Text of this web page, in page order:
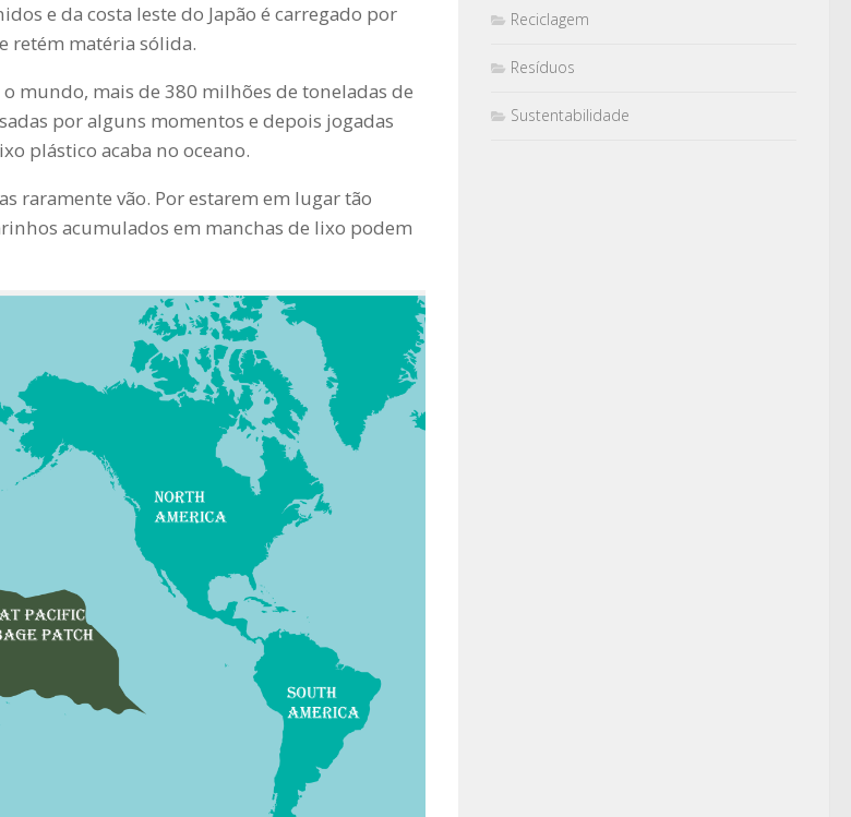
e da costa leste do Japão é carregado por
retém matéria sólida.
mundo, mais de 380 milhões de toneladas de
por alguns momentos e depois jogadas
plástico acaba no oceano.
raramente vão. Por estarem em lugar tão
acumulados em manchas de lixo podem
Reciclagem
Resíduos
Sustentabilidade